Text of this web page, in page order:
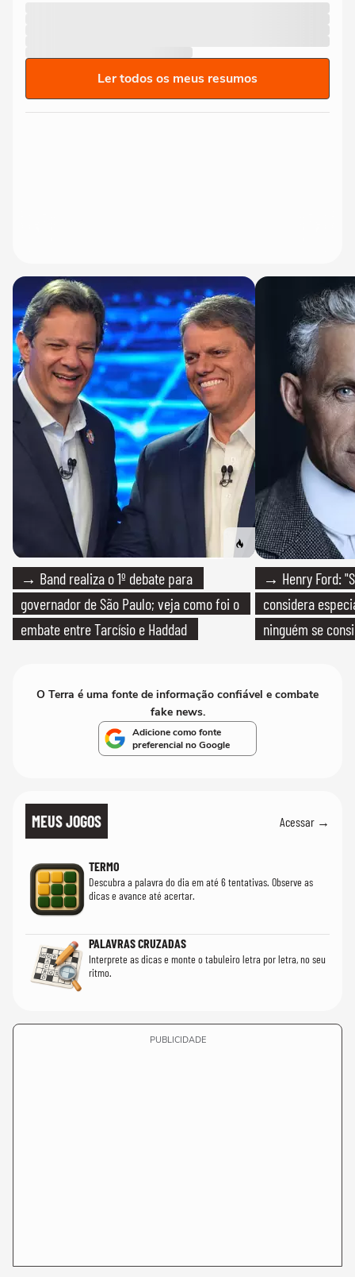
Ler todos os meus resumos
→ Band realiza o 1º debate para
governador de São Paulo; veja como foi o
embate entre Tarcísio e Haddad
→ Henry Ford:
considera
ninguém se
O Terra é uma fonte de informação confiável e combate
fake news.
Adicione como fonte
preferencial no Google
MEUS JOGOS Acessar →
TERMO
Descubra a palavra do dia em até 6 tentativas. Observe as
dicas e avance até acertar.
PALAVRAS CRUZADAS
Interprete as dicas e monte o tabuleiro letra por letra, no seu
ritmo.
PUBLICIDADE